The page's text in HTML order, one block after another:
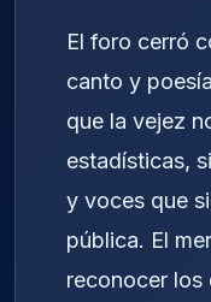
El foro cerró
canto y
que la vejez
estadísticas,
y voces que
pública. El
reconocer los